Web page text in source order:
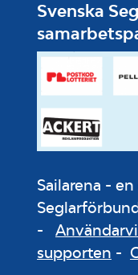
Svenska
Sailarena -
-
supporten -